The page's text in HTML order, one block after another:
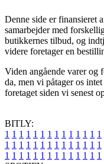
Denne side er finansieret
samarbejder med
butikkernes tilbud, og
videre foretager en
Viden angående varer og
da, men vi påtager os
foretaget siden vi senest
BITLY:
1 1 1 1 1 1 1 1 1 1 1 1 1 1
1 1 1 1 1 1 1 1 1 1 1 1 1 1
1 1 1 1 1 1 1 1 1 1 1 1 1 1